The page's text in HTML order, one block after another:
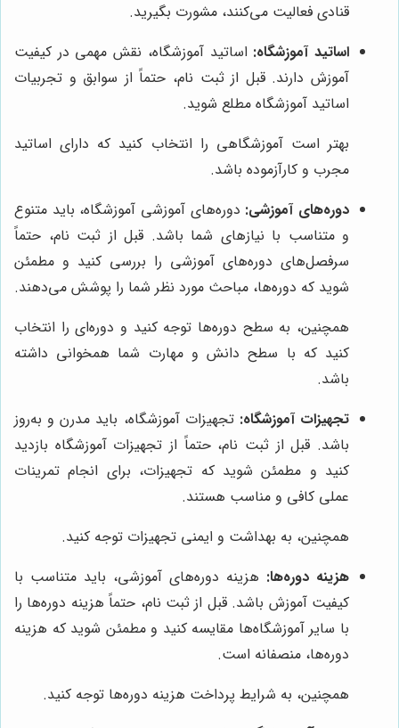
قنادی فعالیت می‌کنند، مشورت بگیرید.
اساتید آموزشگاه: اساتید آموزشگاه، نقش مهمی در کیفیت
آموزش دارند. قبل از ثبت نام، حتماً از سوابق و تجربیات
اساتید آموزشگاه مطلع شوید.
بهتر است آموزشگاهی را انتخاب کنید که دارای اساتید
مجرب و کارآزموده باشد.
دوره‌های آموزشی: دوره‌های آموزشی آموزشگاه، باید متنوع
و متناسب با نیازهای شما باشد. قبل از ثبت نام، حتماً
سرفصل‌های دوره‌های آموزشی را بررسی کنید و مطمئن
شوید که دوره‌ها، مباحث مورد نظر شما را پوشش می‌دهند.
همچنین، به سطح دوره‌ها توجه کنید و دوره‌ای را انتخاب
کنید که با سطح دانش و مهارت شما همخوانی داشته
باشد.
تجهیزات آموزشگاه: تجهیزات آموزشگاه، باید مدرن و به‌روز
باشد. قبل از ثبت نام، حتماً از تجهیزات آموزشگاه بازدید
کنید و مطمئن شوید که تجهیزات، برای انجام تمرینات
عملی کافی و مناسب هستند.
همچنین، به بهداشت و ایمنی تجهیزات توجه کنید.
هزینه دوره‌ها: هزینه دوره‌های آموزشی، باید متناسب با
کیفیت آموزش باشد. قبل از ثبت نام، حتماً هزینه دوره‌ها را
با سایر آموزشگاه‌ها مقایسه کنید و مطمئن شوید که هزینه
دوره‌ها، منصفانه است.
همچنین، به شرایط پرداخت هزینه دوره‌ها توجه کنید.